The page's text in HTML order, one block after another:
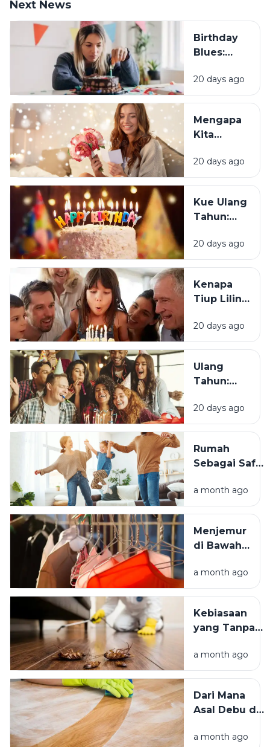
Next News
Birthday
Blues:
Sebagian
Orang
Merasa
Sedih Saat
Tahun?
20 days ago
Mengapa
Kita
Mendapat
Ucapan
Tahun?
20 days ago
Kue Ulang
Tahun:
Tradisi Ini
Berawal?
20 days ago
Kenapa
Tiup Lilin
Tradisi
Saat Ulang
20 days ago
Ulang
Tahun:
Momen
Bertambah
Terasa
Istimewa?
20 days ago
Rumah
Sebagai Safe
Mengapa
Lingkungan
Tinggal yang
Bersih
Kesejahteraan
Kita?
a month ago
Menjemur
di Bawah
atau Di
Tempat
Mana yang
Lebih
a month ago
Kebiasaan
yang Tanpa
Mengundang
Kecoak,
Hama
Lainnya Ke
a month ago
Dari Mana
Asal Debu di
Kenali
a month ago